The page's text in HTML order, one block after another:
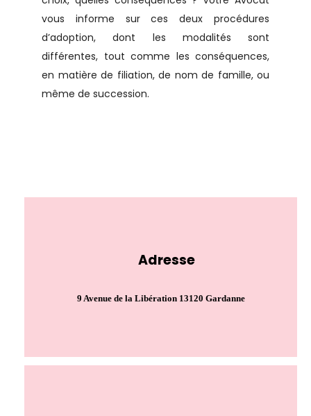
vous informe sur ces deux procédures
d’adoption, dont les modalités sont
différentes, tout comme les conséquences,
en matière de filiation, de nom de famille, ou
même de succession.
Adresse
9 Avenue de la Libération 13120 Gardanne